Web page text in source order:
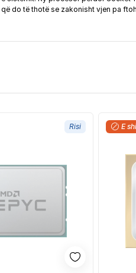
do të thotë se zakonisht vjen pa
Risi E